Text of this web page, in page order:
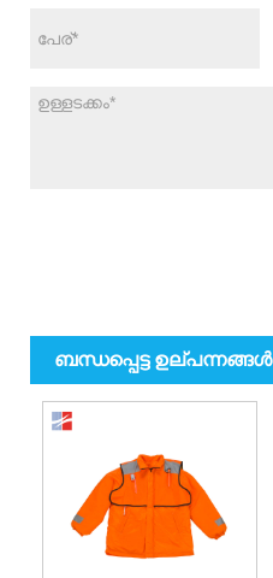
ബന്ധപ്പെട്ട ഉല്പന്നങ്ങൾ